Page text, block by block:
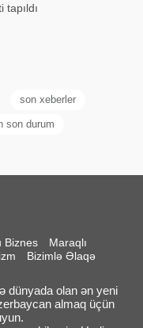
tapıldı
son xeberler
son durum
Biznes
Maraqlı
Bizimlə Əlaqə
dünyada olan ən yeni
almaq üçün